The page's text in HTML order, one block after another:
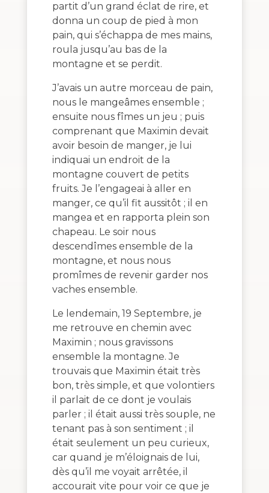
partit d’un grand éclat de rire, et
donna un coup de pied à mon
pain, qui s’échappa de mes mains,
roula jusqu’au bas de la
montagne et se perdit.
J’avais un autre morceau de pain,
nous le mangeâmes ensemble ;
ensuite nous fîmes un jeu ; puis
comprenant que Maximin devait
avoir besoin de manger, je lui
indiquai un endroit de la
montagne couvert de petits
fruits. Je l’engageai à aller en
manger, ce qu’il fit aussitôt ; il en
mangea et en rapporta plein son
chapeau. Le soir nous
descendîmes ensemble de la
montagne, et nous nous
promîmes de revenir garder nos
vaches ensemble.
Le lendemain, 19 Septembre, je
me retrouve en chemin avec
Maximin ; nous gravissons
ensemble la montagne. Je
trouvais que Maximin était très
bon, très simple, et que volontiers
il parlait de ce dont je voulais
parler ; il était aussi très souple, ne
tenant pas à son sentiment ; il
était seulement un peu curieux,
car quand je m’éloignais de lui,
dès qu’il me voyait arrêtée, il
accourait vite pour voir ce que je